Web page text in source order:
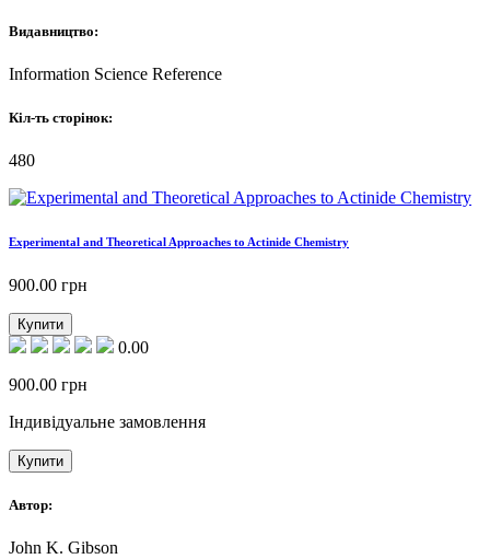
Видавництво:
Information Science Reference
Кіл-ть сторінок:
480
Experimental and Theoretical Approaches to Actinide Chemistry
900.00 грн
Купити
0.00
900.00 грн
Індивідуальне замовлення
Купити
Автор:
John K. Gibson